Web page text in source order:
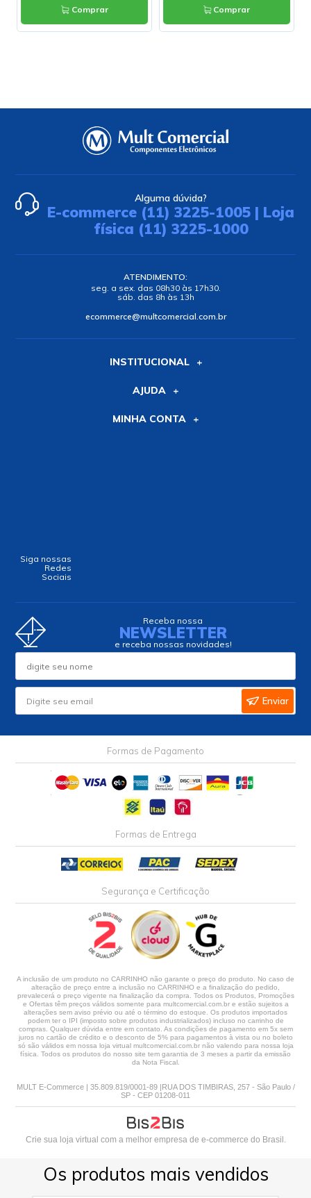
Comprar Comprar
Alguma dúvida?
E-commerce (11) 3225-1005 | Loja
física (11) 3225-1000
ATENDIMENTO:
seg. a sex. das 08h30 às 17h30.
sáb. das 8h às 13h
ecommerce@multcomercial.com.br
INSTITUCIONAL
AJUDA
MINHA CONTA
Siga nossas
Redes
Sociais
Receba nossa
NEWSLETTER
e receba nossas novidades!
Enviar
Formas de Pagamento
Formas de Entrega
Segurança e Certificação
A inclusão de um produto no CARRINHO não garante o preço do produto. No caso de
alteração de preço entre a inclusão no CARRINHO e a finalização do pedido,
prevalecerá o preço vigente na finalização da compra. Todos os Produtos, Promoções
e Ofertas têm preços válidos somente para multcomercial.com.br e estão sujeitos a
alterações sem aviso prévio ou até o término do estoque. Os produtos importados
podem ter o IPI (imposto sobre produtos industrializados) incluso no carrinho de
compras. Qualquer dúvida entre em contato. As condições de pagamento em 5x sem
juros no cartão de crédito e o desconto de 5% para pagamentos à vista ou no boleto
só são válidos em nossa loja virtual multcomercial.com.br não valendo para nossa loja
física. Todos os produtos do nosso site tem garantia de 3 meses a partir da emissão
da Nota Fiscal.
MULT E-Commerce | 35.809.819/0001-89 |RUA DOS TIMBIRAS, 257 - São Paulo /
SP - CEP 01208-011
Crie sua loja virtual com a melhor empresa de e-commerce do Brasil.
Os produtos mais vendidos